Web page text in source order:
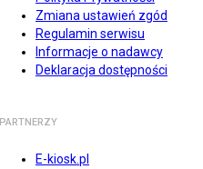
Zmiana ustawień zgód
Regulamin serwisu
Informacje o nadawcy
Deklaracja dostępności
PARTNERZY
E-kiosk.pl